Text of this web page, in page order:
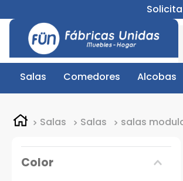
Salas Comedores Alcobas
Salas Salas salas
Color